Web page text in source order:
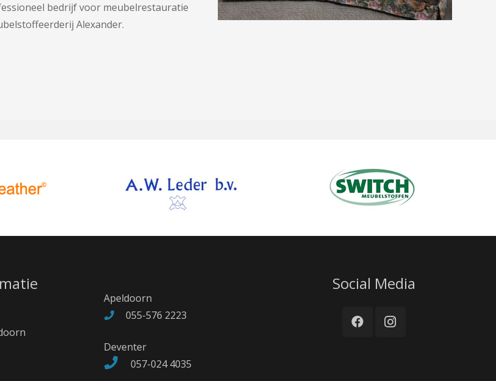
bedrijf voor meubelrestauratie
Alexander.
Apeldoorn
055-576 2223
Deventer
057-024 4035
Social Media